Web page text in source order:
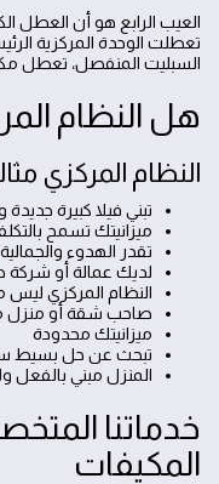
العيب الرابع هو أن العطل
تعطلت الوحدة المركزية
السبليت المنفصل، تعطل
هل النظام
النظام المركزي
تبني فيلا كبيرة
ميزانيتك تسمح
تقدر الهدوء
لديك عمالة أو شركة
النظام المركزي ليس
صاحب شقة أو منزل
ميزانيتك محدودة
تبحث عن حل بسيط
المنزل مبني
خدماتنا
المكيفات